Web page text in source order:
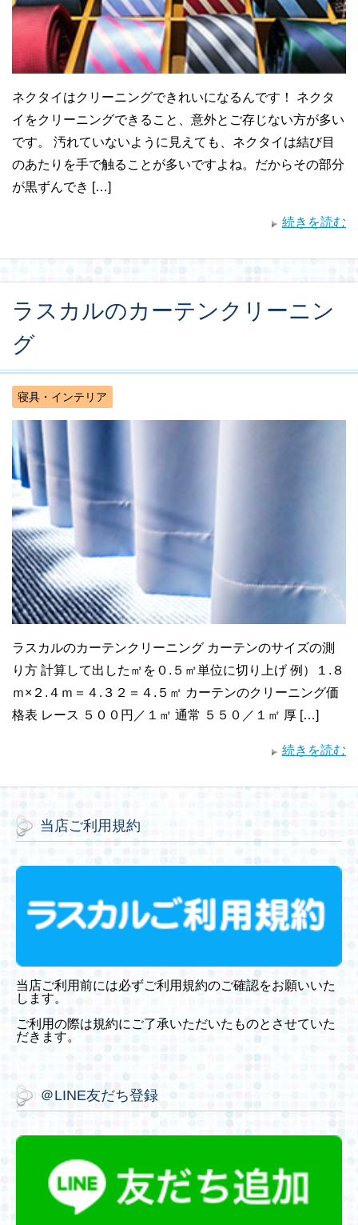
ネクタイはクリーニングできれいになるんです！ ネクタ
イをクリーニングできること、意外とご存じない方が多い
です。 汚れていないように見えても、ネクタイは結び目
のあたりを手で触ることが多いですよね。だからその部分
が黒ずんでき […]
続きを読む
ラスカルのカーテンクリーニン
グ
寝具・インテリア
ラスカルのカーテンクリーニング カーテンのサイズの測
り方 計算して出した㎡を０.５㎡単位に切り上げ 例）１.８
ｍ×２.４ｍ＝４.３２＝４.５㎡ カーテンのクリーニング価
格表 レース ５００円／１㎡ 通常 ５５０／１㎡ 厚 […]
続きを読む
当店ご利用規約
当店ご利用前には必ずご利用規約のご確認をお願いいた
します。
ご利用の際は規約にご了承いただいたものとさせていた
だきます。
＠LINE友だち登録